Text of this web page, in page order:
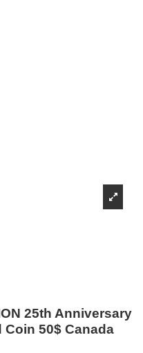
25th Anniversary
Coin 50$ Canada